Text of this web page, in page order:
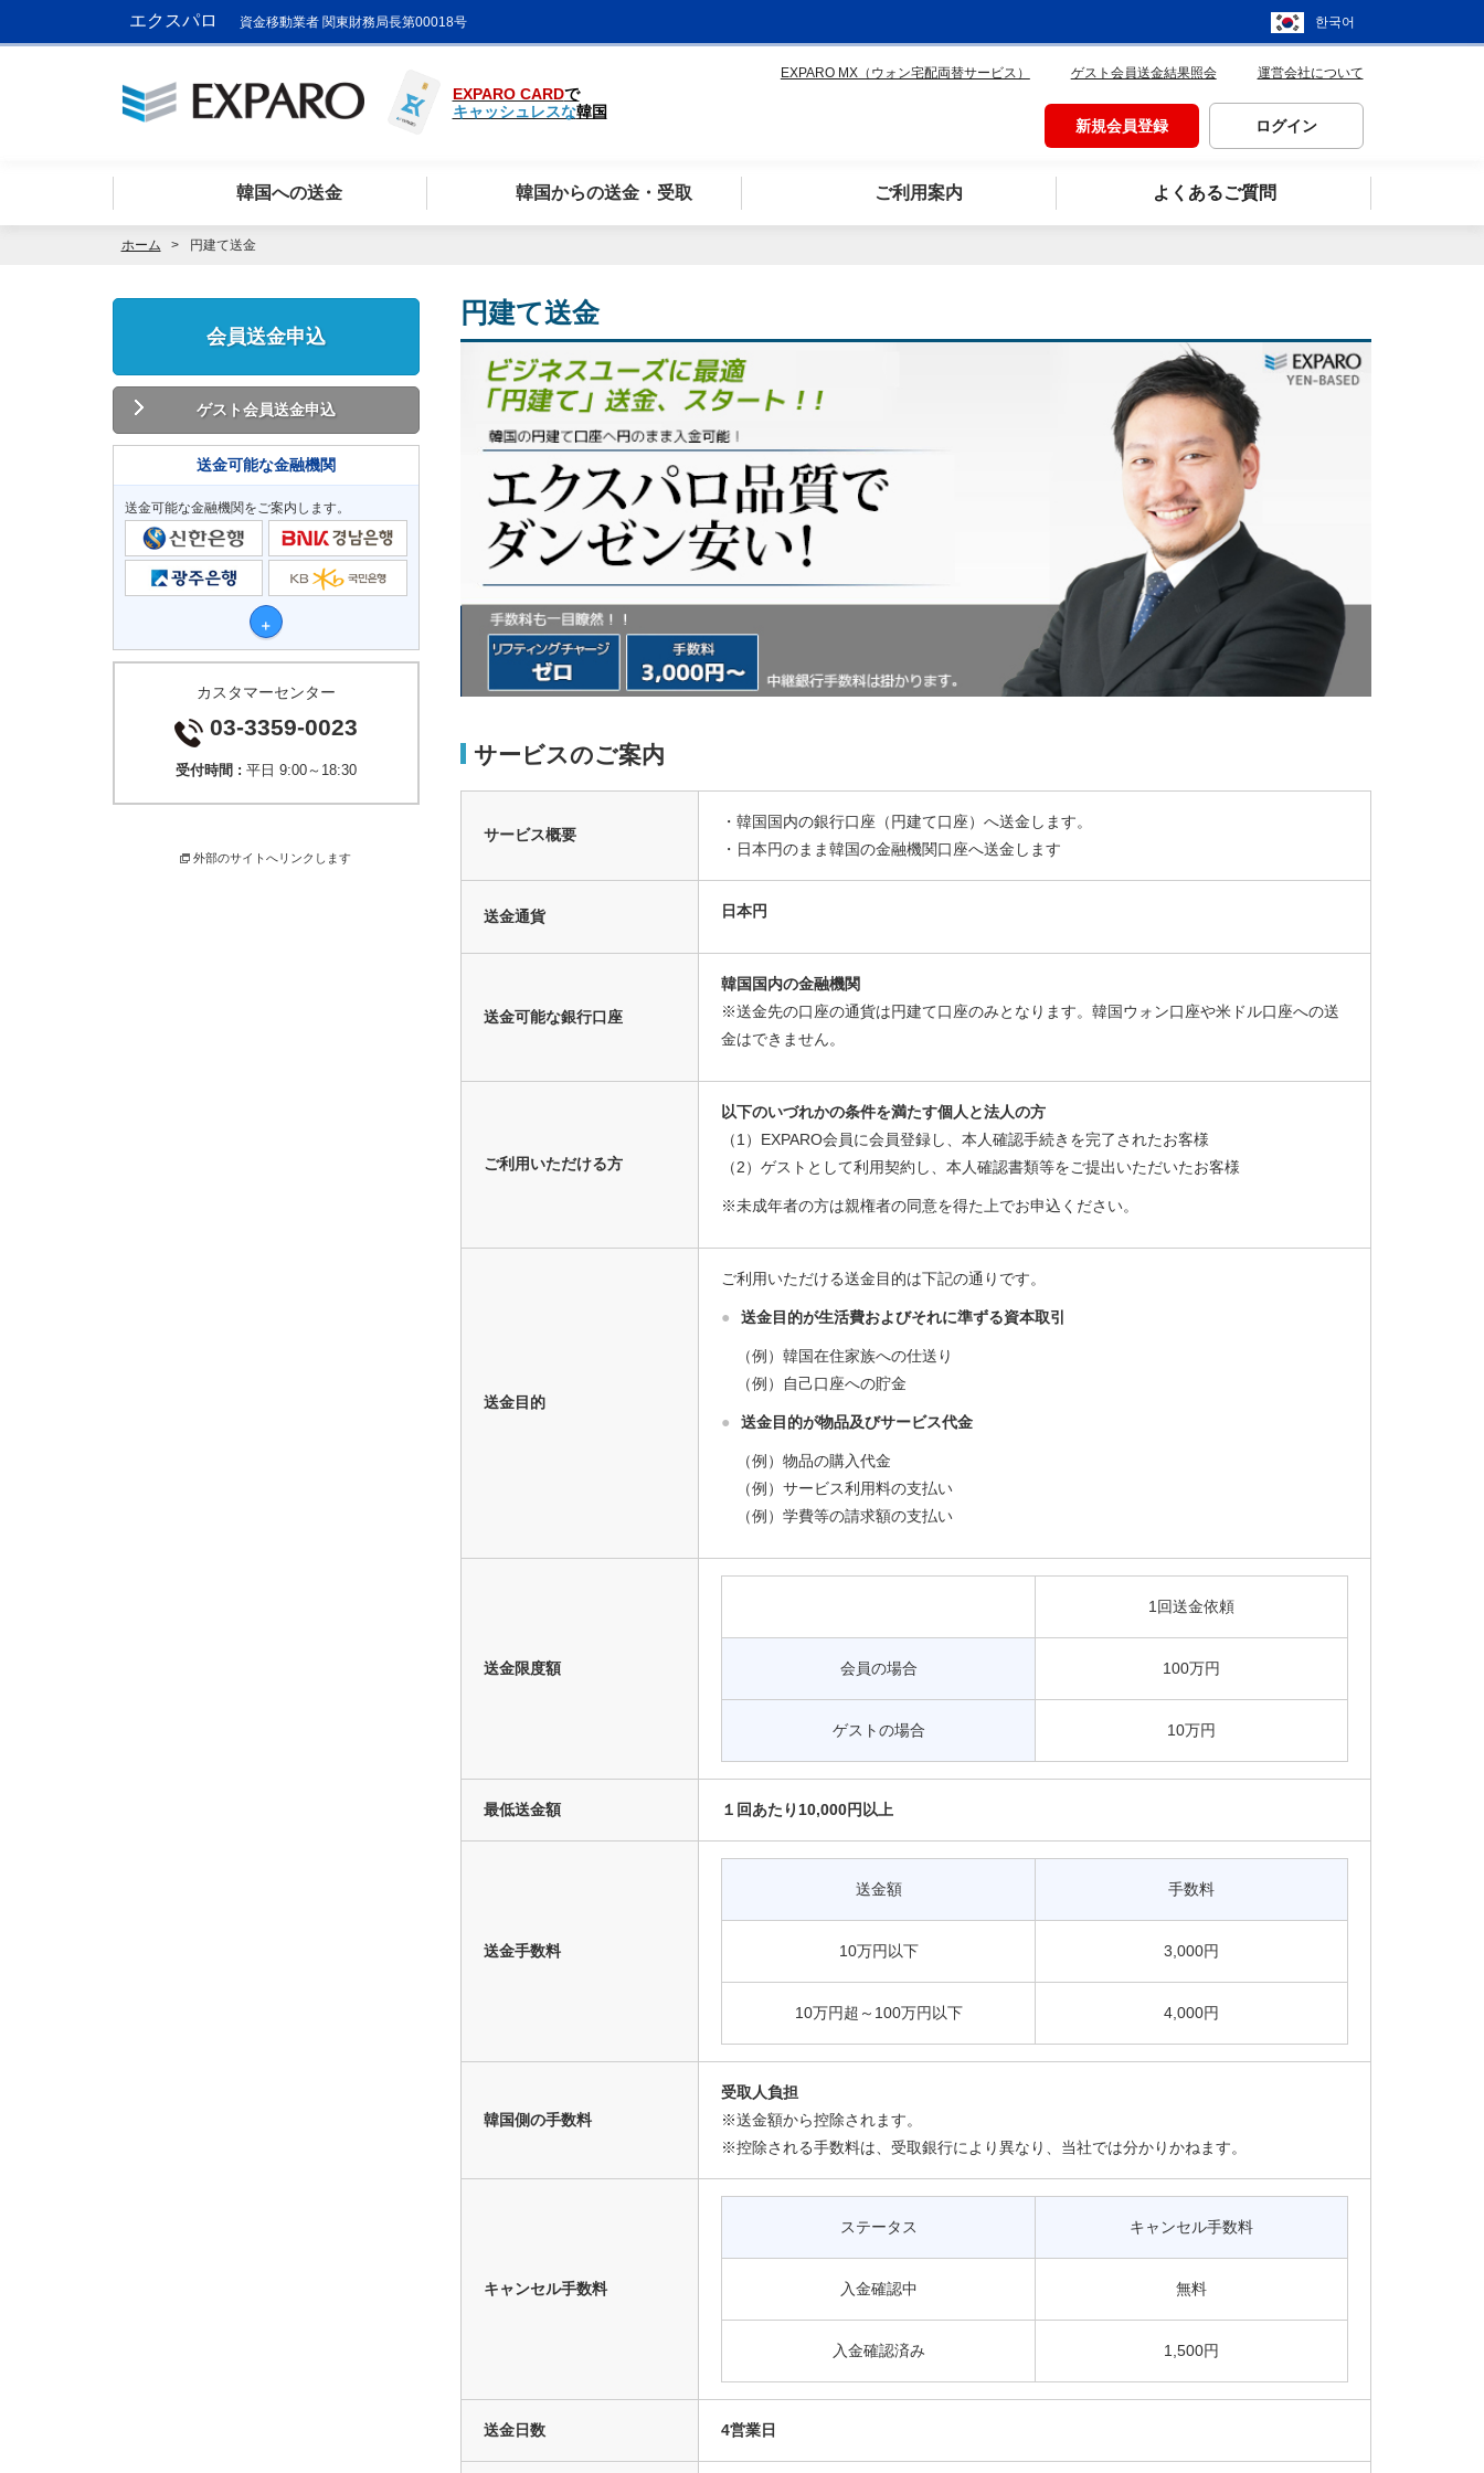
エクスパロ 資金移動業者 関東財務局長第00018号 한국어
EXPARO CARDで
キャッシュレスな韓国
EXPARO MX（ウォン宅配両替サービス） ゲスト会員送金結果照会 運営会社について
新規会員登録 ログイン
韓国への送金 韓国からの送金・受取 ご利用案内 よくあるご質問
ホーム 円建て送金
円建て送金
サービスのご案内
サービス概要
・韓国国内の銀行口座（円建て口座）へ送金します。
・日本円のまま韓国の金融機関口座へ送金します
送金通貨 日本円
送金可能な銀行口座
韓国国内の金融機関
※送金先の口座の通貨は円建て口座のみとなります。韓国ウォン口座や米ドル口座への送
金はできません。
ご利用いただける方
以下のいづれかの条件を満たす個人と法人の方
（1）EXPARO会員に会員登録し、本人確認手続きを完了されたお客様
（2）ゲストとして利用契約し、本人確認書類等をご提出いただいたお客様
※未成年者の方は親権者の同意を得た上でお申込ください。
送金目的
ご利用いただける送金目的は下記の通りです。
● 送金目的が生活費およびそれに準ずる資本取引
（例）韓国在住家族への仕送り
（例）自己口座への貯金
● 送金目的が物品及びサービス代金
（例）物品の購入代金
（例）サービス利用料の支払い
（例）学費等の請求額の支払い
送金限度額
1回送金依頼
会員の場合 100万円
ゲストの場合 10万円
最低送金額 １回あたり10,000円以上
送金手数料
送金額 手数料
10万円以下 3,000円
10万円超～100万円以下 4,000円
韓国側の手数料
受取人負担
※送金額から控除されます。
※控除される手数料は、受取銀行により異なり、当社では分かりかねます。
キャンセル手数料
ステータス キャンセル手数料
入金確認中 無料
入金確認済み 1,500円
送金日数 4営業日
会員送金申込
ゲスト会員送金申込
送金可能な金融機関
送金可能な金融機関をご案内します。
カスタマーセンター
03-3359-0023
受付時間 : 平日 9:00～18:30
外部のサイトへリンクします